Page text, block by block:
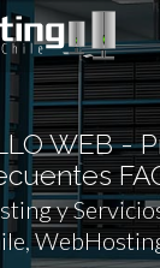
WEB -
y